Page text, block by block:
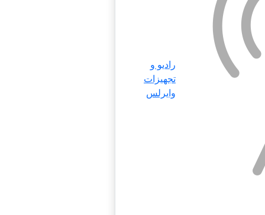
رادیو و
تجهیزات
وایرلس